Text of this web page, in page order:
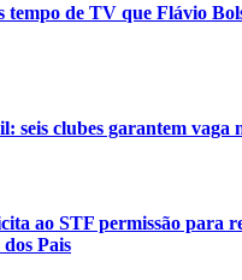
tempo de TV que Flávio
seis clubes garantem vaga
ao STF permissão para
Pais